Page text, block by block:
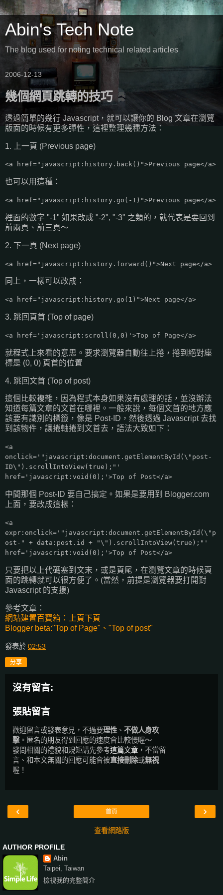
Abin's Tech Note
The blog used for noting technical related articles
2006-12-13
幾個網頁跳轉的技巧
透過簡單的幾行 Javascript，就可以讓你的 Blog 文章在瀏覽
版面的時候有更多彈性，這裡整理幾種方法：
1. 上一頁 (Previous page)
<a href="javascript:history.back()">Previous page</a>
也可以用這種：
<a href="javascript:history.go(-1)">Previous page</a>
裡面的數字 "-1" 如果改成 "-2", "-3" 之類的，就代表是要回到
前兩頁、前三頁～
2. 下一頁 (Next page)
<a href="javascript:history.forward()">Next page</a>
同上，一樣可以改成：
<a href="javascript:history.go(1)">Next page</a>
3. 跳回頁首 (Top of page)
<a href='javascript:scroll(0,0)'>Top of Page</a>
就程式上來看的意思。要求瀏覽器自動往上捲，捲到絕對座
標是 (0, 0) 頁首的位置
4. 跳回文首 (Top of post)
這個比較複雜，因為程式本身如果沒有處理的話，並沒辦法
知道每篇文章的文首在哪裡。一般來說，每個文首的地方應
該要有識別的標籤，像是 Post-ID，然後透過 Javascript 去找
到該物件，讓捲軸捲到文首去，語法大致如下：
<a
onclick='"javascript:document.getElementById(\"post-
ID\").scrollIntoView(true);"'
href='javascript:void(0);'>Top of Post</a>
中間那個 Post-ID 要自己搞定。如果是要用到 Blogger.com
上面，要改成這樣：
<a
expr:onclick='"javascript:document.getElementById(\"p
ost-" + data:post.id + "\").scrollIntoView(true);"'
href='javascript:void(0);'>Top of Post</a>
只要把以上代碼塞到文末，或是頁尾，在瀏覽文章的時候頁
面的跳轉就可以很方便了。(當然，前提是瀏覽器要打開對
Javascript 的支援)
參考文章：
網站建置百寶箱：上頁下頁
Blogger beta:"Top of Page"、"Top of post"
發表於 02:53
分享
沒有留言:
張貼留言
歡迎留言或發表意見，不過要理性、 不做人身攻
擊。匿名的朋友得到回應的速度會比較慢喔～
發問相關的禮貌和規矩請先參考這篇文章 ，不當留
言、和本文無關的回應可能會被直接刪除或無視
喔！
‹ ›
首頁
查看網路版
AUTHOR PROFILE
Abin
Taipei, Taiwan
檢視我的完整簡介